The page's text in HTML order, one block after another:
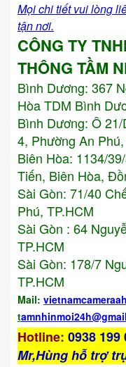
Mọi chi tiết vui lòng
tận nơi.
CÔNG TY
THÔNG TẦM
Bình Dương: 367
Hòa TDM Bình
Bình Dương: Ô
4, Phường An
Biên Hòa: 1134/
Tiến, Biên Hòa,
Sài Gòn: 71/40
Phú, TP.HCM
Sài Gòn : 64
TP.HCM
Sài Gòn: 178/7
TP.HCM
Mail:
t
Hotline: 0938 199
Mr,Hùng hỗ trợ